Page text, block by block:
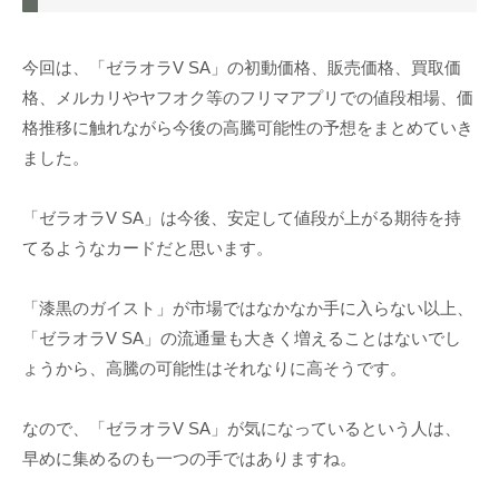
今回は、「ゼラオラV SA」の初動価格、販売価格、買取価
格、メルカリやヤフオク等のフリマアプリでの値段相場、価
格推移に触れながら今後の高騰可能性の予想をまとめていき
ました。
「ゼラオラV SA」は今後、安定して値段が上がる期待を持
てるようなカードだと思います。
「漆黒のガイスト」が市場ではなかなか手に入らない以上、
「ゼラオラV SA」の流通量も大きく増えることはないでし
ょうから、高騰の可能性はそれなりに高そうです。
なので、「ゼラオラV SA」が気になっているという人は、
早めに集めるのも一つの手ではありますね。